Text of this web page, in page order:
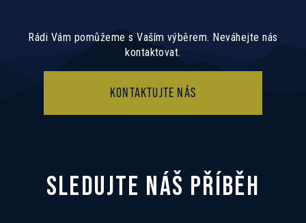
Rádi Vám pomůžeme s Vaším výběrem. Neváhejte nás
kontaktovat.
KONTAKTUJTE NÁS
SLEDUJTE NÁŠ PŘÍBĚH